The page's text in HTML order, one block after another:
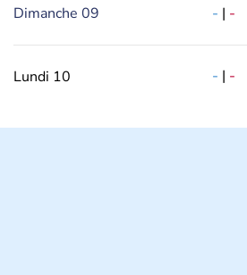
Dimanche 09 - | -
Lundi 10 - | -